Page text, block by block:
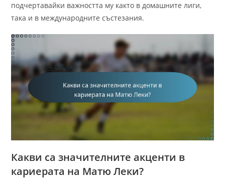
подчертавайки важността му както в домашните лиги,
така и в международните състезания.
Какви са значителните акценти в
кариерата на Матю Леки?